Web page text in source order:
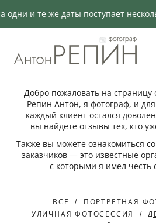
одни и те же даты поступает
Добро пожаловать на страницу
Репин Антон, я фотограф, и
каждый клиент остался
вы найдете отзывы тех, кто
Также вы можете ознакомиться со
заказчиков — это известные
с которыми я имел честь
ВСЕ
ПОРТРЕТНАЯ
УЛИЧНАЯ ФОТОСЕССИЯ